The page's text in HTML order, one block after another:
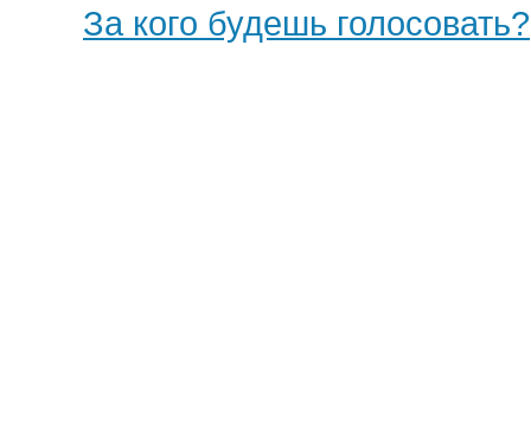
За кого будешь голосовать?